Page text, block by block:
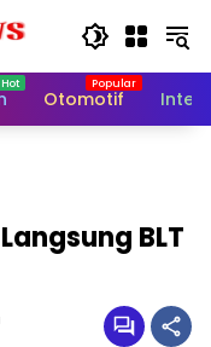
Otomotif
BLT